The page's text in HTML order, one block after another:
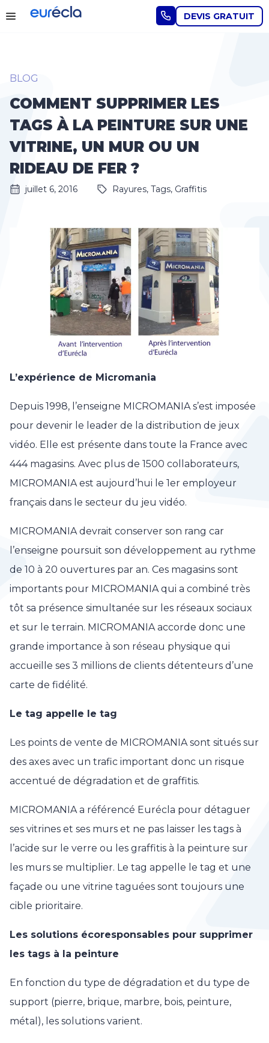
DEVIS GRATUIT
BLOG
COMMENT SUPPRIMER LES
TAGS À LA PEINTURE SUR UNE
VITRINE, UN MUR OU UN
RIDEAU DE FER ?
juillet 6, 2016 Rayures, Tags, Graffitis
L’expérience de Micromania
Depuis 1998, l’enseigne MICROMANIA s’est imposée
pour devenir le leader de la distribution de jeux
vidéo. Elle est présente dans toute la France avec
444 magasins. Avec plus de 1500 collaborateurs,
MICROMANIA est aujourd’hui le 1er employeur
français dans le secteur du jeu vidéo.
MICROMANIA devrait conserver son rang car
l’enseigne poursuit son développement au rythme
de 10 à 20 ouvertures par an. Ces magasins sont
importants pour MICROMANIA qui a combiné très
tôt sa présence simultanée sur les réseaux sociaux
et sur le terrain. MICROMANIA accorde donc une
grande importance à son réseau physique qui
accueille ses 3 millions de clients détenteurs d’une
carte de fidélité.
Le tag appelle le tag
Les points de vente de MICROMANIA sont situés sur
des axes avec un trafic important donc un risque
accentué de dégradation et de graffitis.
MICROMANIA a référencé Eurécla pour détaguer
ses vitrines et ses murs et ne pas laisser les tags à
l’acide sur le verre ou les graffitis à la peinture sur
les murs se multiplier. Le tag appelle le tag et une
façade ou une vitrine taguées sont toujours une
cible prioritaire.
Les solutions écoresponsables pour supprimer
les tags à la peinture
En fonction du type de dégradation et du type de
support (pierre, brique, marbre, bois, peinture,
métal), les solutions varient.